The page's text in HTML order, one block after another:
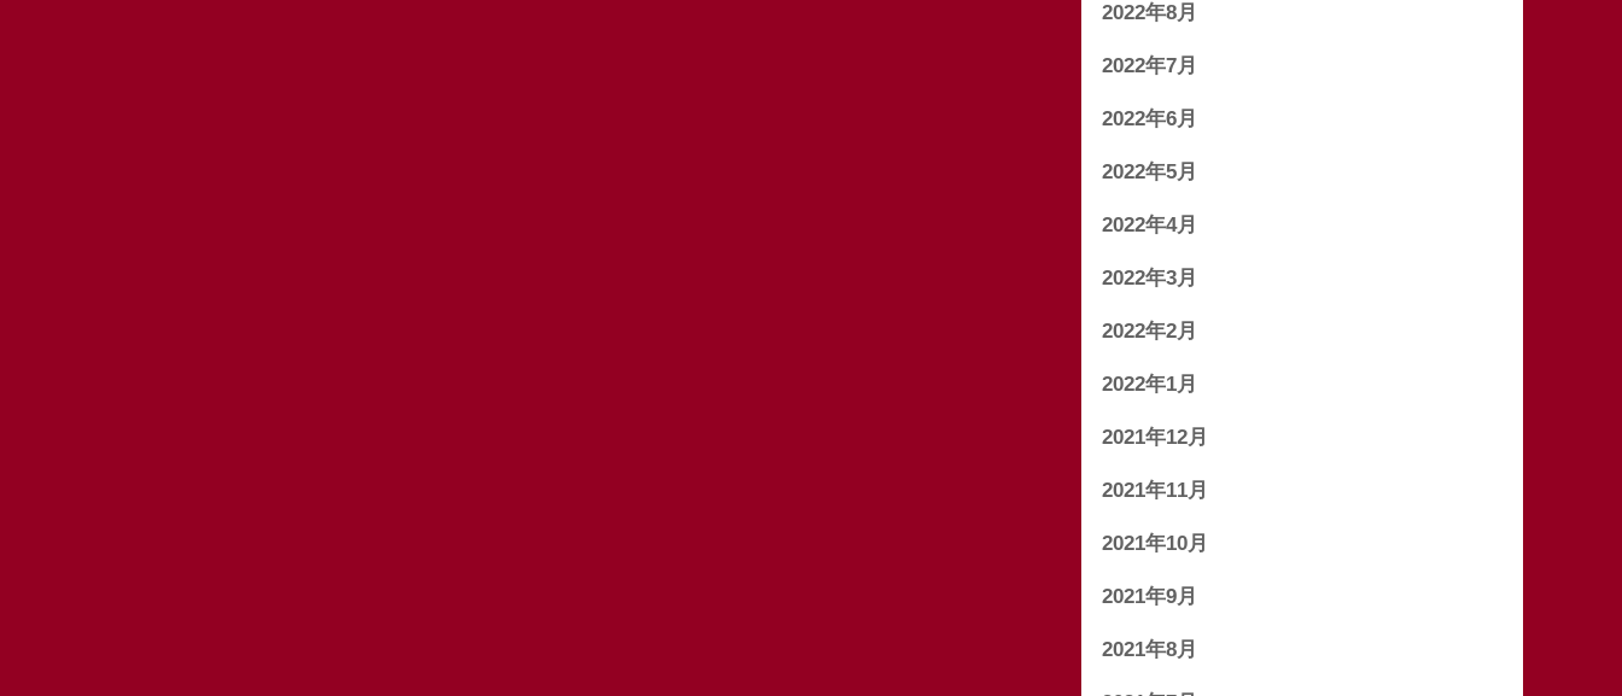
2022年8月
2022年7月
2022年6月
2022年5月
2022年4月
2022年3月
2022年2月
2022年1月
2021年12月
2021年11月
2021年10月
2021年9月
2021年8月